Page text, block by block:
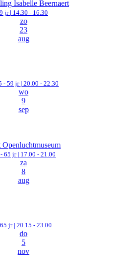
Isabelle Beernaert
jr | 14.30 - 16.30
zo
23
aug
- 59 jr | 20.00 - 22.30
wo
9
sep
65 jr | 17.00 - 21.00
za
8
aug
jr | 20.15 - 23.00
do
5
nov